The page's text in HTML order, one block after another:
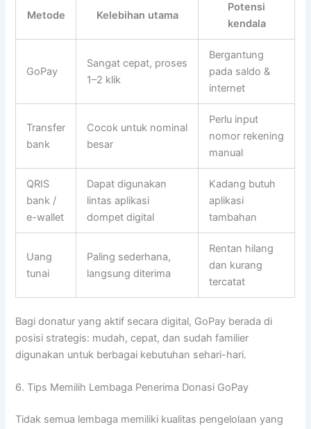
Metode Kelebihan utama
Potensi
kendala
GoPay
Sangat cepat, proses
1–2 klik
Bergantung
pada saldo &
internet
Transfer
bank
Cocok untuk nominal
besar
Perlu input
nomor rekening
manual
QRIS
bank /
e-wallet
Dapat digunakan
lintas aplikasi
dompet digital
Kadang butuh
aplikasi
tambahan
Uang
tunai
Paling sederhana,
langsung diterima
Rentan hilang
dan kurang
tercatat
Bagi donatur yang aktif secara digital, GoPay berada di
posisi strategis: mudah, cepat, dan sudah familier
digunakan untuk berbagai kebutuhan sehari-hari.
6. Tips Memilih Lembaga Penerima Donasi GoPay
Tidak semua lembaga memiliki kualitas pengelolaan yang